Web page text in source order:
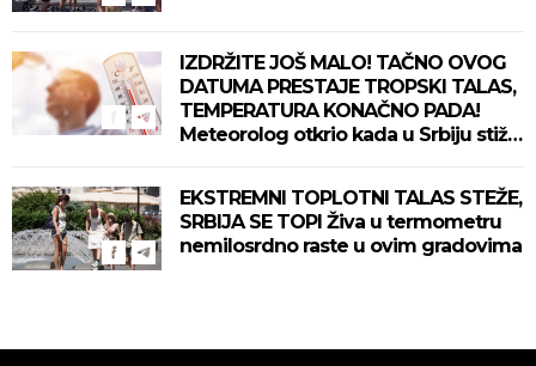
IZDRŽITE JOŠ MALO! TAČNO OVOG
DATUMA PRESTAJE TROPSKI TALAS,
TEMPERATURA KONAČNO PADA!
Meteorolog otkrio kada u Srbiju stiže
EKSTREMNI TOPLOTNI TALAS STEŽE,
SRBIJA SE TOPI Živa u termometru
nemilosrdno raste u ovim gradovima